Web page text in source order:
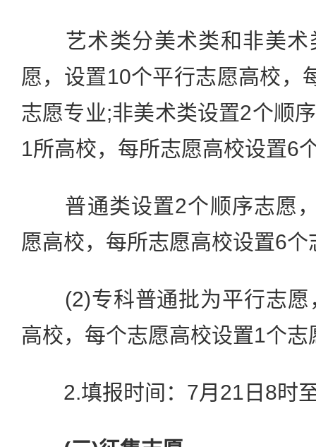
艺术类分美术类和非美术
愿，设置10个平行志愿高校，
志愿专业;非美术类设置2个顺
1所高校，每所志愿高校设置6
普通类设置2个顺序志愿，
愿高校，每所志愿高校设置6个
(2)专科普通批为平行志愿
高校，每个志愿高校设置1个志
2.填报时间：7月21日8时